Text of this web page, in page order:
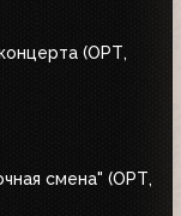
(ОРТ,
смена" (ОРТ,